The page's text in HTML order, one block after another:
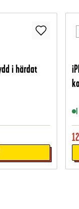
i härdat
I